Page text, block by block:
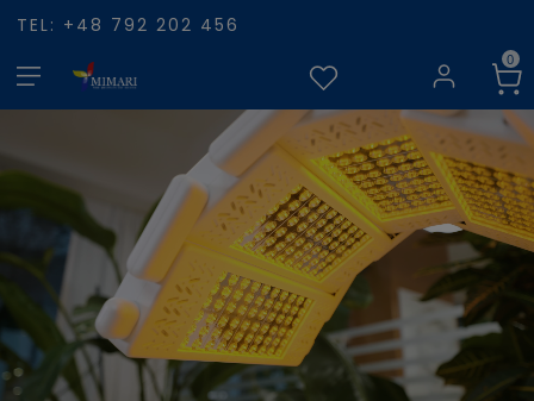
TEL: +48 792 202 456